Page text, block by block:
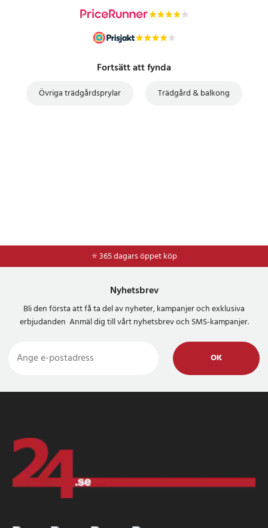
Fortsätt att fynda
Övriga trädgårdsprylar Trädgård & balkong
⭐ 365 dagars öppet köp
⭐Frakt 49kr *
Nyhetsbrev
Bli den första att få ta del av nyheter, kampanjer och exklusiva
erbjudanden Anmäl dig till vårt nyhetsbrev och SMS-kampanjer.
OK